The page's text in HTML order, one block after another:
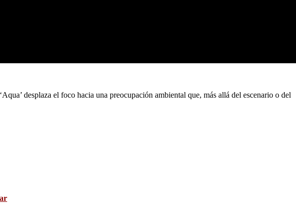
desplaza el foco hacia una preocupación ambiental que, más allá del escenario o del